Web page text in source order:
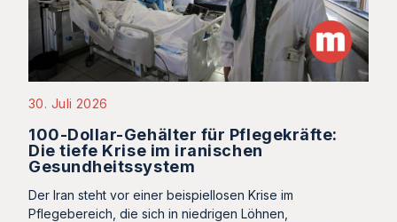
30. Juli 2026
100-Dollar-Gehälter für Pflegekräfte:
Die tiefe Krise im iranischen
Gesundheitssystem
Der Iran steht vor einer beispiellosen Krise im
Pflegebereich, die sich in niedrigen Löhnen,